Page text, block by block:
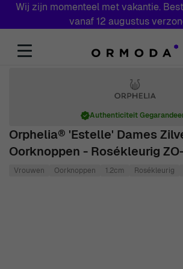
Wij zijn momenteel met vakantie.
vanaf 12 augustus
Orphelia® 'Estelle' Dames
Oorknoppen - Rosékleurig
Authenticiteit
Vrouwen Oorknoppen 1.2cm Rosékleurig